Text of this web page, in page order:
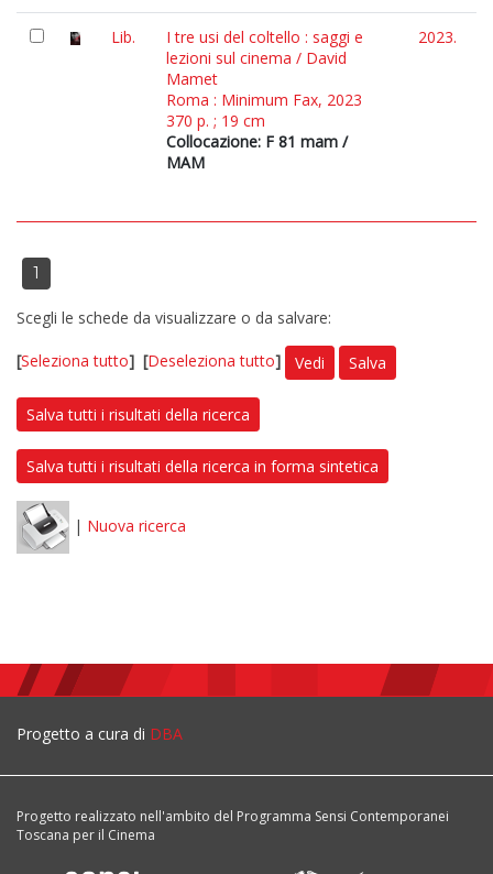
Lib.
I tre usi del coltello : saggi e
lezioni sul cinema / David
Mamet
Roma : Minimum Fax, 2023
370 p. ; 19 cm
Collocazione: F 81 mam /
MAM
2023.
1
Scegli le schede da visualizzare o da salvare:
[Seleziona tutto] [Deseleziona tutto] Vedi Salva
Salva tutti i risultati della ricerca
Salva tutti i risultati della ricerca in forma sintetica
| Nuova ricerca
Progetto a cura di DBA
Progetto realizzato nell'ambito del Programma Sensi Contemporanei
Toscana per il Cinema